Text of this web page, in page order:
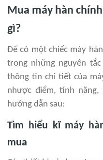
Mua máy hàn
gì?
Để có một chiếc máy
trong những nguyên
thông tin chi tiết của
nhược điểm, tính
hướng dẫn sau:
Tìm hiểu kĩ máy
mua